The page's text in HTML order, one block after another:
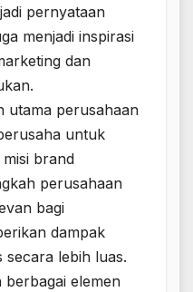
pernyataan
menjadi inspirasi
dan
utama perusahaan
untuk
brand
perusahaan
bagi
dampak
secara lebih luas.
berbagai elemen